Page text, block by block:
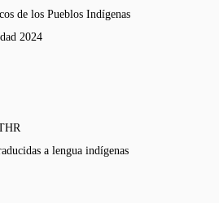
de los Pueblos Indígenas
2024
a lengua indígenas